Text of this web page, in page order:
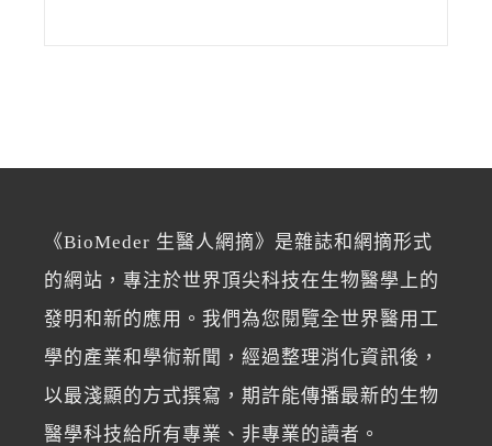
《BioMeder 生醫人網摘》是雜誌和網摘形式
的網站，專注於世界頂尖科技在生物醫學上的
發明和新的應用。我們為您閱覽全世界醫用工
學的產業和學術新聞，經過整理消化資訊後，
以最淺顯的方式撰寫，期許能傳播最新的生物
醫學科技給所有專業、非專業的讀者。